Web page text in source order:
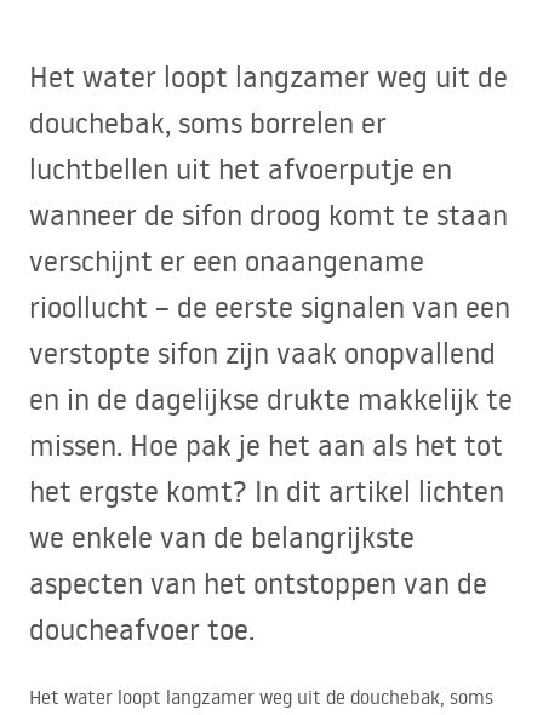
Het water loopt langzamer weg uit de
douchebak, soms borrelen er
luchtbellen uit het afvoerputje en
wanneer de sifon droog komt te staan
verschijnt er een onaangename
rioollucht – de eerste signalen van een
verstopte sifon zijn vaak onopvallend
en in de dagelijkse drukte makkelijk te
missen. Hoe pak je het aan als het tot
het ergste komt? In dit artikel lichten
we enkele van de belangrijkste
aspecten van het ontstoppen van de
doucheafvoer toe.
Het water loopt langzamer weg uit de douchebak, soms